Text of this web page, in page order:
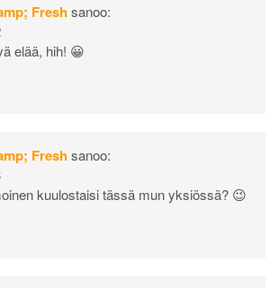
Freshsanoo:
elää, hih! 😀
Freshsanoo:
kuulostaisi tässä mun yksiössä? 😉